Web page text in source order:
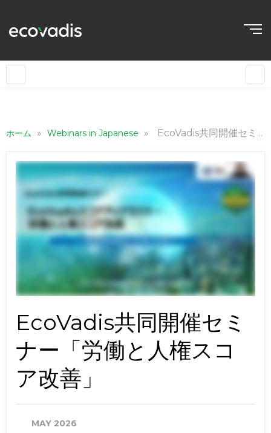
ホーム » Webinars in Japanese » EcoVadis共同開催セミナー「労働と人権スコア改善」
EcoVadis共同開催セミ
ナー「労働と人権スコ
ア改善」
MAY 2026